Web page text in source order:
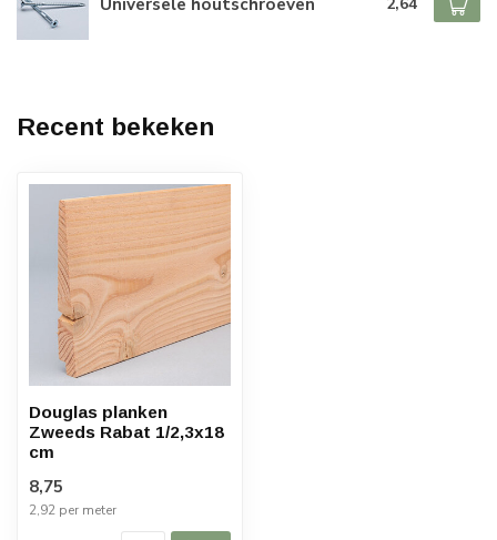
2,64
Recent bekeken
Douglas planken
Zweeds Rabat 1/2,3x18
cm
8,75
2,92 per meter